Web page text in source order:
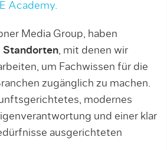
Academy.
Media Group, haben
Standorten, mit denen wir
um Fachwissen für die
zugänglich zu machen.
modernes
und einer klar
ausgerichteten